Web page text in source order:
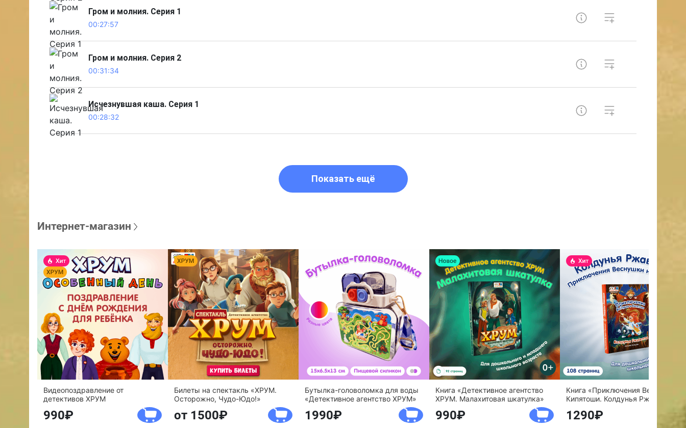
Гром и молния. Серия 1
00:27:57
Гром и молния. Серия 2
00:31:34
Исчезнувшая каша. Серия 1
00:28:32
Показать ещё
Интернет-магазин
Видеопоздравление от
детективов ХРУМ
990
Билеты на спектакль «ХРУМ.
Осторожно, Чудо-Юдо!»
от 1500
Бутылка-головоломка для воды
«Детективное агентство ХРУМ»
1990
Книга «Детективное агентство
ХРУМ. Малахитовая шкатулка»
990
Книга «Приключения Веснушки и
Кипятоши. Колдунья Ржавелла»
1290